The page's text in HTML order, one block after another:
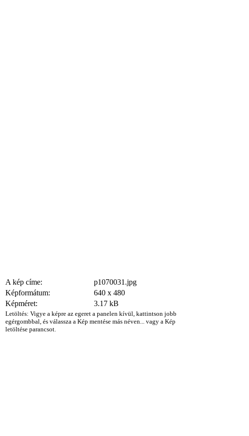
A kép címe:
p1070031.jpg
Képformátum:
640 x 480
Képméret:
3.17 kB
Letöltés: Vigye a képre az egeret a panelen kívül, kattintson jobb
egérgombbal, és válassza a Kép mentése más néven... vagy a Kép
letöltése parancsot.